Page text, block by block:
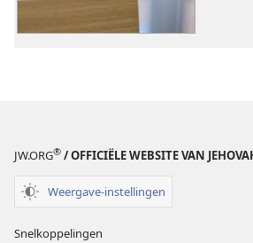
JW.ORG® / OFFICIËLE WEBSITE VAN
Weergave-instellingen
Snelkoppelingen